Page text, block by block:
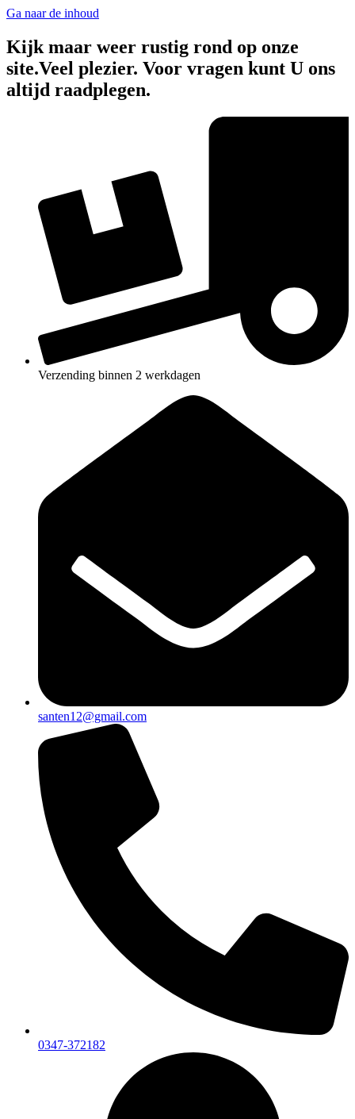
Ga naar de inhoud
Kijk maar weer rustig rond op onze
site.Veel plezier. Voor vragen kunt U ons
altijd raadplegen.
Verzending binnen 2 werkdagen
santen12@gmail.com
0347-372182